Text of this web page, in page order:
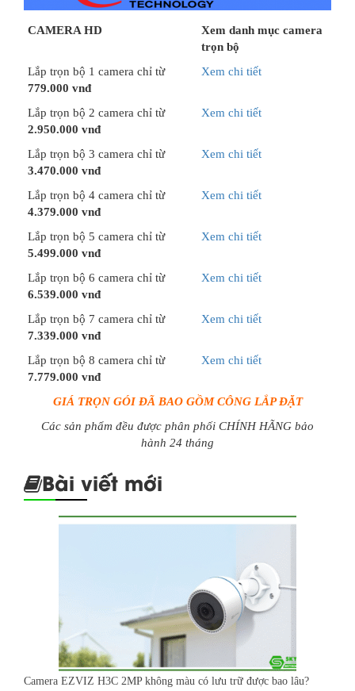
CAMERA HD
Xem danh mục camera
trọn bộ
Lắp trọn bộ 1 camera chỉ từ
779.000 vnđ
Xem chi tiết
Lắp trọn bộ 2 camera chỉ từ
2.950.000 vnđ
Xem chi tiết
Lắp trọn bộ 3 camera chỉ từ
3.470.000 vnđ
Xem chi tiết
Lắp trọn bộ 4 camera chỉ từ
4.379.000 vnđ
Xem chi tiết
Lắp trọn bộ 5 camera chỉ từ
5.499.000 vnđ
Xem chi tiết
Lắp trọn bộ 6 camera chỉ từ
6.539.000 vnđ
Xem chi tiết
Lắp trọn bộ 7 camera chỉ từ
7.339.000 vnđ
Xem chi tiết
Lắp trọn bộ 8 camera chỉ từ
7.779.000 vnđ
Xem chi tiết
GIÁ TRỌN GÓI ĐÃ BAO GỒM CÔNG LẮP ĐẶT
Các sản phẩm đều được phân phối CHÍNH HÃNG bảo
hành 24 tháng
Bài viết mới
Camera EZVIZ H3C 2MP không màu có lưu trữ được bao lâu?